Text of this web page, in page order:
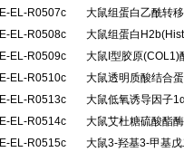
E-EL-R0507c
大鼠组蛋白乙酰转
E-EL-R0508c
大鼠组蛋白
E-EL-R0509c
大鼠I型胶原(COL1)
E-EL-R0510c
大鼠透明质酸结合
E-EL-R0513c
大鼠低氧诱导因子
E-EL-R0514c
大鼠艾杜糖硫酸酯
E-EL-R0515c
大鼠3-羟基3-甲基